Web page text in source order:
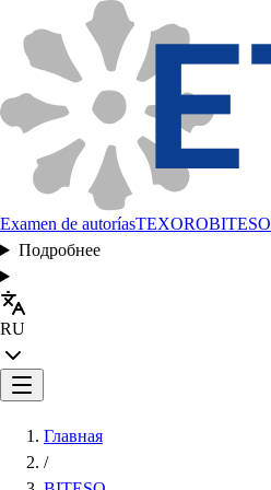
Examen de autoríasTEXOROBITESO
Подробнее
RU
Главная
/